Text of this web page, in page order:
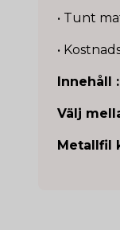
• Tunt
•
Innehåll :
Välj
Metallfil